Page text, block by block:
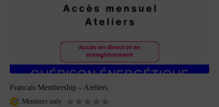
Francais Membership – Ateliers
Members only